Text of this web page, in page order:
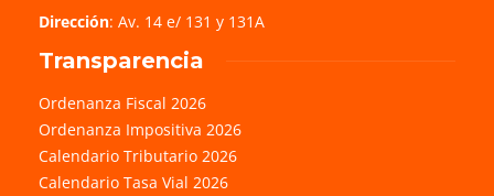
Dirección: Av. 14 e/ 131 y 131A
Transparencia
Ordenanza Fiscal 2026
Ordenanza Impositiva 2026
Calendario Tributario 2026
Calendario Tasa Vial 2026